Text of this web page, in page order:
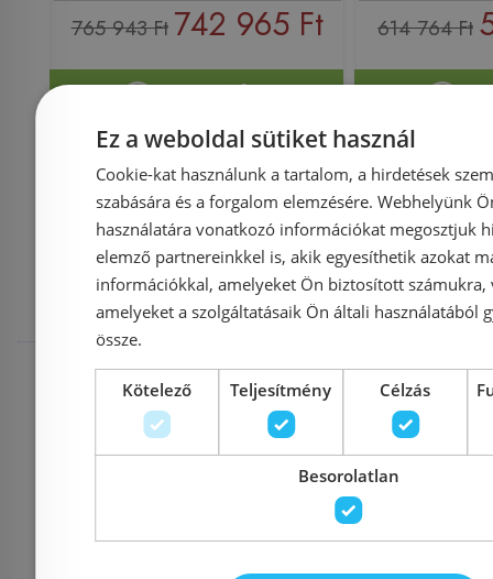
765 943 Ft 742 965 Ft
Kosárba
614 764 Ft
Mások
megnézték
-5%
Raktáron
kiállítva
Rendelésre
Ez a weboldal sütiket használ
Cookie-kat használunk a tartalom, a hirdetések
szabására és a forgalom elemzésére. Webhelyünk
használatára vonatkozó információkat megosztjuk
elemző partnereinkkel is, akik egyesíthetik azokat
információkkal, amelyeket Ön biztosított számukra,
amelyeket a szolgáltatásaik Ön általi használatából
össze.
Kötelező Teljesítmény Célzás
Besorolatlan